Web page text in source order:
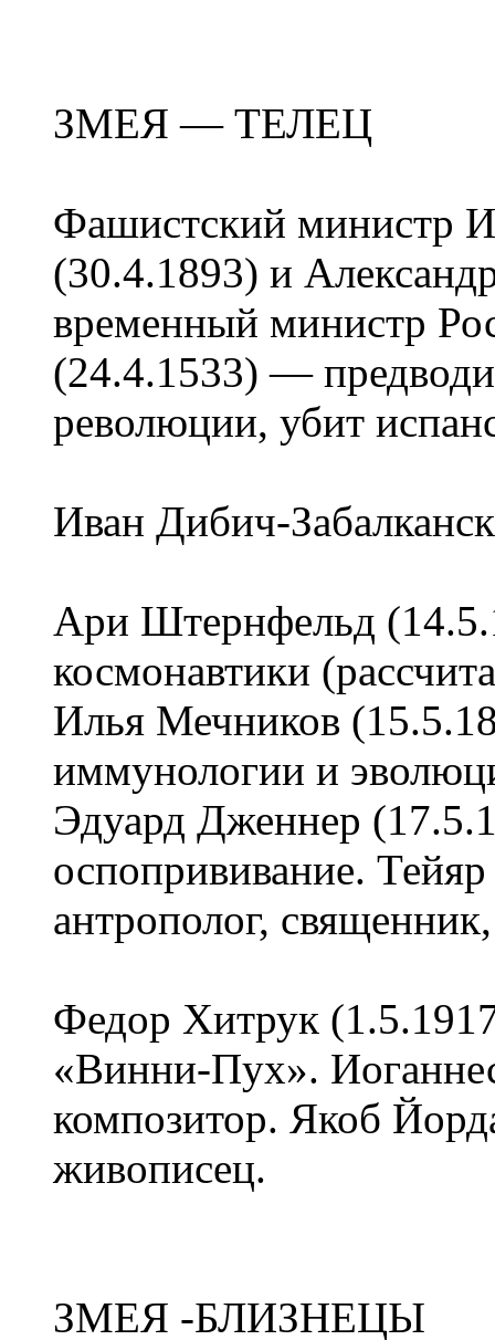
ЗМЕЯ — ТЕЛЕЦ
Фашистский министр
(30.4.1893) и
временный министр
(24.4.1533) —
революции, убит
Иван Дибич-
Ари Штернфельд
космонавтики
Илья Мечников
иммунологии и
Эдуард Дженнер
оспопрививание.
антрополог,
Федор Хитрук
«Винни-Пух».
композитор. Якоб
живописец.
ЗМЕЯ -БЛИЗНЕЦЫ